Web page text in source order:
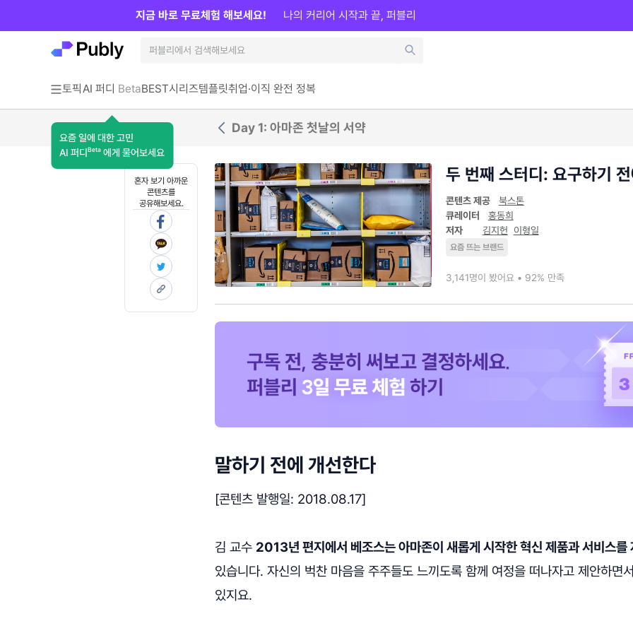
토픽AI 퍼디 Beta
요즘 일에 대한 고민
AI 퍼디 Beta 에게 물어보세요
BEST시리즈템플릿취업·이직 완전 정복
지금 바로 무료체험 해보세요! 나의 커리어 시작과 끝, 퍼블리
Day 1: 아마존 첫날의 서약
혼자 보기 아까운
콘텐츠를
공유해보세요.
두 번째 스터디: 요구하기
콘텐츠 제공
북스톤
큐레이터
홍동희
저자
김지헌 이형일
요즘 뜨는 브랜드
3,141명이 봤어요 • 92% 만족
말하기 전에 개선한다
[콘텐츠 발행일: 2018.08.17]
김 교수 2013년 편지에서 베조스는 아마존이 새롭게 시작한 혁신 제품과 서비스를
있습니다. 자신의 벅찬 마음을 주주들도 느끼도록 함께 여정을 떠나자고 제안하면
있지요.